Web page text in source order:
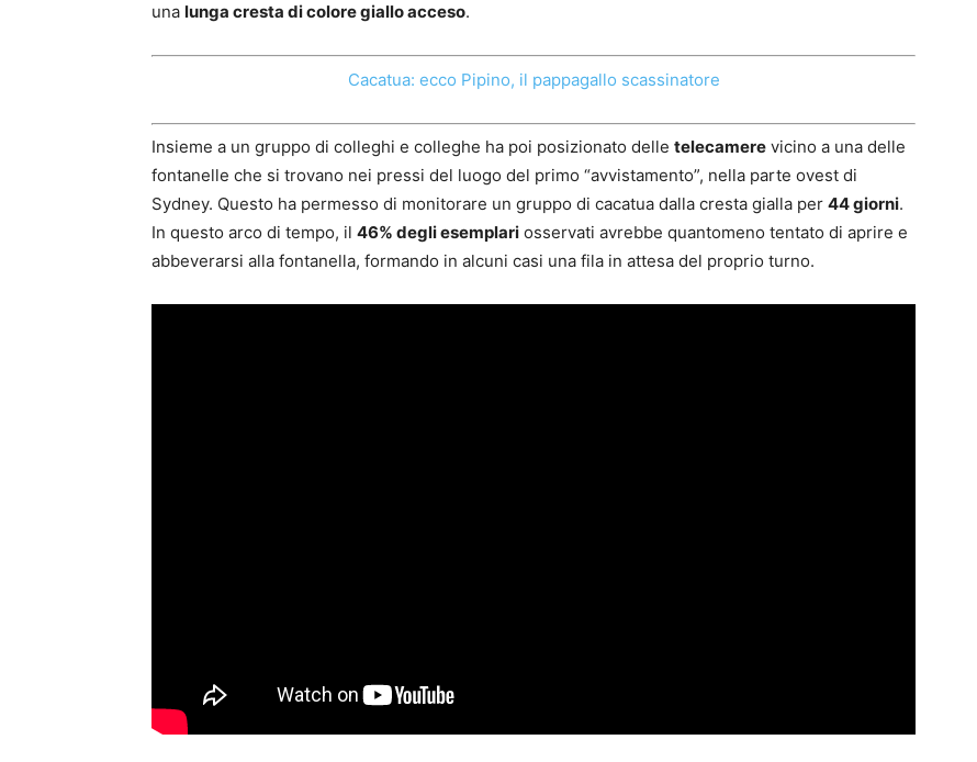
una lunga cresta di colore giallo acceso.
Cacatua: ecco Pipino, il pappagallo scassinatore
Insieme a un gruppo di colleghi e colleghe ha poi posizionato delle telecamere vicino a una delle
fontanelle che si trovano nei pressi del luogo del primo “avvistamento”, nella parte ovest di
Sydney. Questo ha permesso di monitorare un gruppo di cacatua dalla cresta gialla per 44 giorni.
In questo arco di tempo, il 46% degli esemplari osservati avrebbe quantomeno tentato di aprire e
abbeverarsi alla fontanella, formando in alcuni casi una fila in attesa del proprio turno.